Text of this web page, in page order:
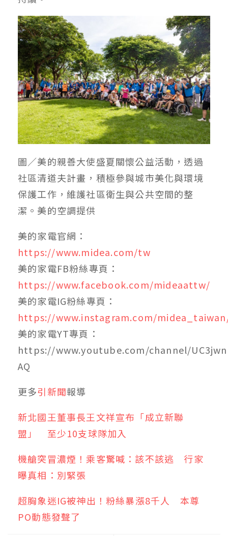
圖／美的親善大使盛夏關懷公益活動，透過
社區清道夫計畫，積極參與城市美化與環境
保護工作，維護社區衛生與公共空間的整
潔。美的空調提供
美的家電官網：
https://www.midea.com/tw
美的家電FB粉絲專頁：
https://www.facebook.com/mideaattw/
美的家電IG粉絲專頁：
https://www.instagram.com/
美的家電YT專頁：
https://www.youtube.com/channel/
AQ
更多引新聞報導
新北國王董事長王文祥宣布「成立新聯
盟」 至少10支球隊加入
機艙突冒濃煙！乘客驚喊：該不該逃 行家
曝真相：別緊張
超胸象迷IG被神出！粉絲暴漲8千人 本尊
PO動態發聲了